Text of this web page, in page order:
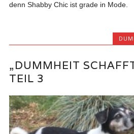
denn Shabby Chic ist grade in Mode.
„DUMMHEIT
TEIL 3